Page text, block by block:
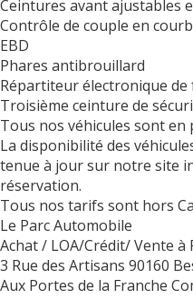
Ceintures avant ajustables
Contrôle de couple en
EBD
Phares antibrouillard
Répartiteur électronique de
Troisième ceinture de
Tous nos véhicules sont en
La disponibilité des
tenue à jour sur notre site
réservation.
Tous nos tarifs sont hors
Le Parc Automobile
Achat / LOA/Crédit/ Vente
3 Rue des Artisans 90160
Aux Portes de la Franche